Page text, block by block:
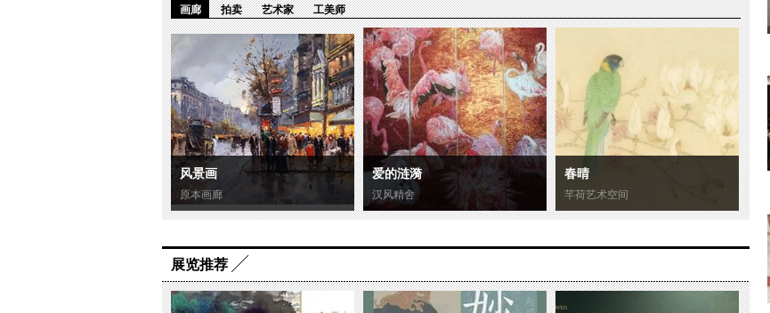
画廊 拍卖 艺术家 工美师
风景画
原本画廊
爱的涟漪
汉风精舍
春晴
芊荷艺术空间
展览推荐